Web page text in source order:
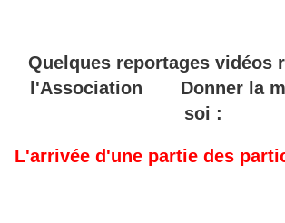
Quelques reportages vidéos
l'Association Donner la
soi :
L'arrivée d'une partie des